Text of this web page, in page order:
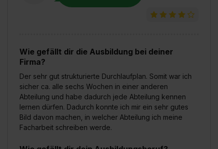
Wie gefällt dir die Ausbildung bei deiner
Firma?
Der sehr gut strukturierte Durchlaufplan. Somit war ich
sicher ca. alle sechs Wochen in einer anderen
Abteilung und habe dadurch jede Abteilung kennen
lernen dürfen. Dadurch konnte ich mir ein sehr gutes
Bild davon machen, in welcher Abteilung ich meine
Facharbeit schreiben werde.